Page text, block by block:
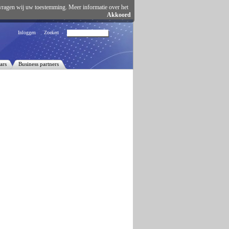
Business partners
Zoeken
Inloggen
wij uw toestemming. Meer informatie over het
Akkoord